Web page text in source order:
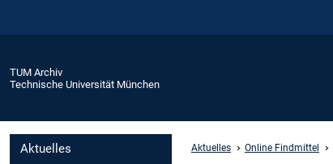
TUM Archiv
Technische Universität München
Aktuelles Aktuelles Online Findmittel